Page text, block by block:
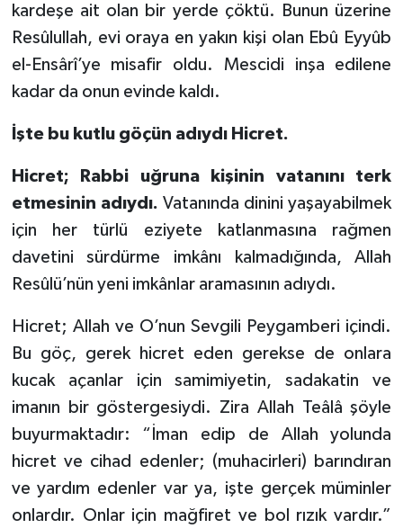
kardeşe ait olan bir yerde çöktü. Bunun üzerine
Resûlullah, evi oraya en yakın kişi olan Ebû Eyyûb
el-Ensârî’ye misafir oldu. Mescidi inşa edilene
kadar da onun evinde kaldı.
İşte bu kutlu göçün adıydı Hicret.
Hicret; Rabbi uğruna kişinin vatanını terk
etmesinin adıydı. Vatanında dinini yaşayabilmek
için her türlü eziyete katlanmasına rağmen
davetini sürdürme imkânı kalmadığında, Allah
Resûlü’nün yeni imkânlar aramasının adıydı.
Hicret; Allah ve O’nun Sevgili Peygamberi içindi.
Bu göç, gerek hicret eden gerekse de onlara
kucak açanlar için samimiyetin, sadakatin ve
imanın bir göstergesiydi. Zira Allah Teâlâ şöyle
buyurmaktadır: “İman edip de Allah yolunda
hicret ve cihad edenler; (muhacirleri) barındıran
ve yardım edenler var ya, işte gerçek müminler
onlardır. Onlar için mağfiret ve bol rızık vardır.”